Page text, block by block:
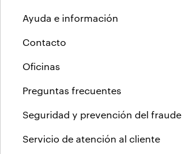
Ayuda e información
Contacto
Oficinas
Preguntas frecuentes
Seguridad y prevención del fraude
Servicio de atención al cliente